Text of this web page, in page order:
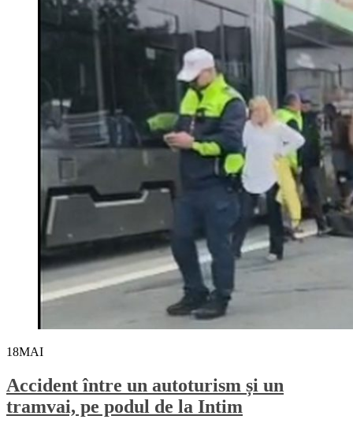
18MAI
Accident între un autoturism și un
tramvai, pe podul de la Intim